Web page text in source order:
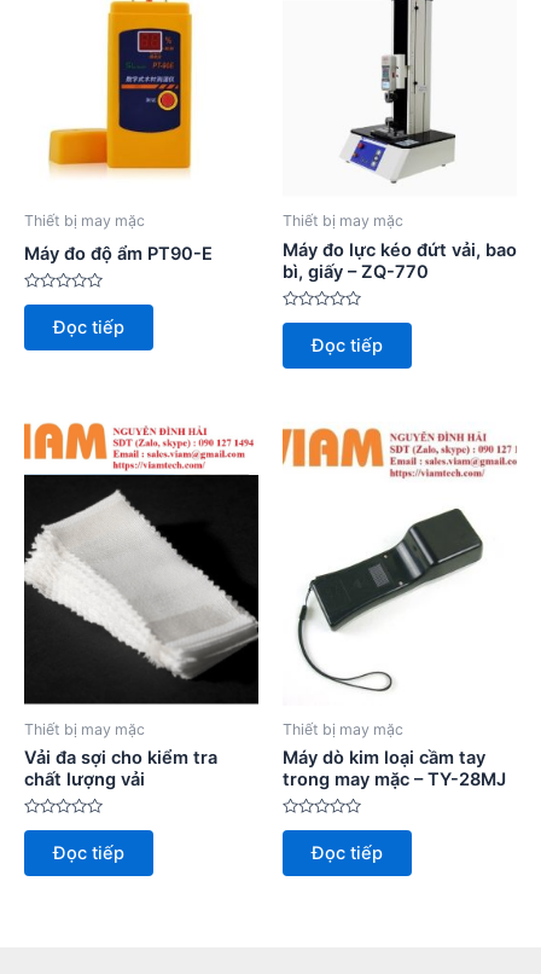
Thiết bị may mặc
Máy đo độ ẩm PT90-E
Được
hạng
0
Đọc tiếp
Thiết bị may mặc
Máy đo lực kéo đứt vải, bao
bì, giấy – ZQ-770
Được
hạng
0
Đọc tiếp
Thiết bị may mặc
Vải đa sợi cho kiểm tra
chất lượng vải
Được
hạng
0
Đọc tiếp
Thiết bị may mặc
Máy dò kim loại cầm tay
trong may mặc – TY-28MJ
Được
hạng
0
Đọc tiếp